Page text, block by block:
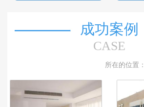
成功案例
CASE
所在的位置：